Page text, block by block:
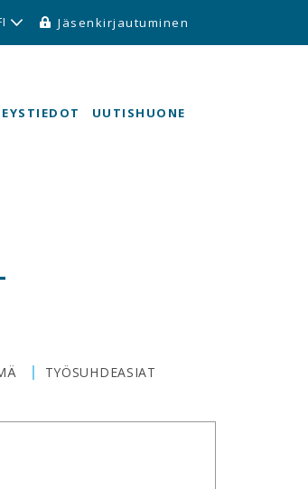
Jäsenkirjautuminen
UUTISHUONE
| TYÖSUHDEASIAT